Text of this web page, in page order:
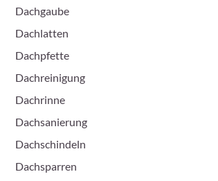
Dachgaube
Dachlatten
Dachpfette
Dachreinigung
Dachrinne
Dachsanierung
Dachschindeln
Dachsparren